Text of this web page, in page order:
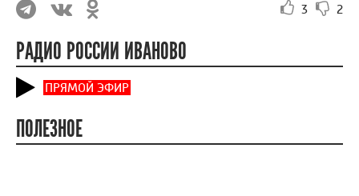
3 2
РАДИО РОССИИ ИВАНОВО
ПРЯМОЙ ЭФИР
ПОЛЕЗНОЕ